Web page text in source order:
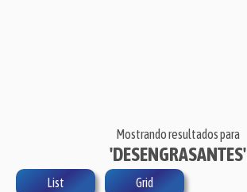
Mostrando resultados para
'DESENGRASANTES'
List Grid